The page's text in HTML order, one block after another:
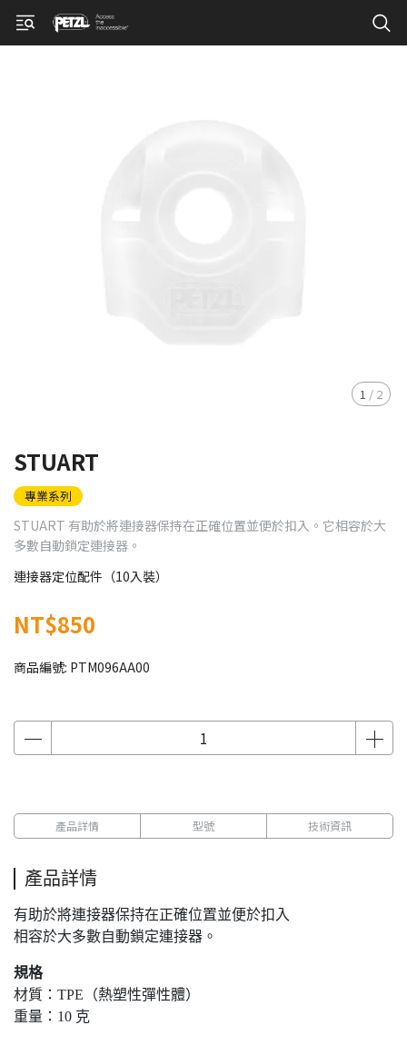
1 / 2
STUART
專業系列
STUART 有助於將連接器保持在正確位置並便於扣入。它相容於大
多數自動鎖定連接器。
連接器定位配件（10入裝）
NT$850
商品編號: PTM096AA00
產品詳情 型號 技術資訊
產品詳情
有助於將連接器保持在正確位置並便於扣入
相容於大多數自動鎖定連接器。
規格
材質：TPE（熱塑性彈性體）
重量：10 克